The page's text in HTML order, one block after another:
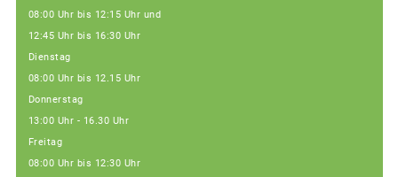
08:00 Uhr bis 12:15 Uhr und
12:45 Uhr bis 16:30 Uhr
Dienstag
08:00 Uhr bis 12.15 Uhr
Donnerstag
13:00 Uhr - 16.30 Uhr
Freitag
08:00 Uhr bis 12:30 Uhr